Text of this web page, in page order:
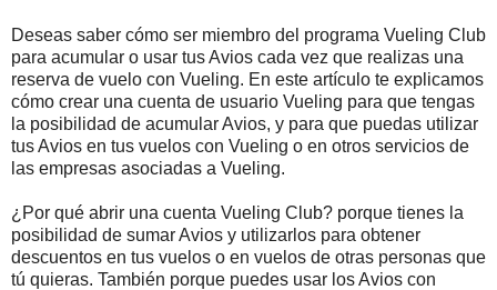
Deseas saber cómo ser miembro del programa Vueling Club
para acumular o usar tus Avios cada vez que realizas una
reserva de vuelo con Vueling. En este artículo te explicamos
cómo crear una cuenta de usuario Vueling para que tengas
la posibilidad de acumular Avios, y para que puedas utilizar
tus Avios en tus vuelos con Vueling o en otros servicios de
las empresas asociadas a Vueling.
¿Por qué abrir una cuenta Vueling Club? porque tienes la
posibilidad de sumar Avios y utilizarlos para obtener
descuentos en tus vuelos o en vuelos de otras personas que
tú quieras. También porque puedes usar los Avios con